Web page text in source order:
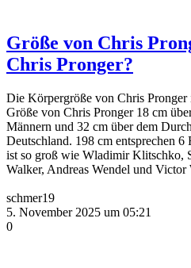
Größe von Chris
Chris Pronger?
Die Körpergröße von Chris
Größe von Chris Pronger 18 cm
Männern und 32 cm über dem
Deutschland. 198 cm entsprechen
ist so groß wie Wladimir Klitschko,
Walker, Andreas Wendel und Victor
schmer19
5. November 2025 um 05:21
0